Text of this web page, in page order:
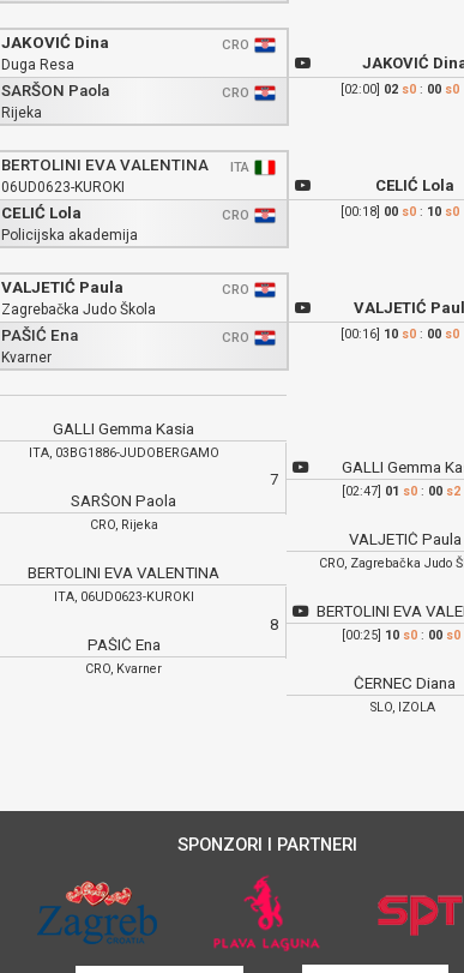
JAKOVIĆ Dina
CRO
Duga Resa
SARŠON Paola
CRO
Rijeka
BERTOLINI EVA VALENTINA
ITA
06UD0623-KUROKI
CELIĆ Lola
CRO
Policijska akademija
VALJETIĆ Paula
CRO
Zagrebačka Judo Škola
PAŠIĆ Ena
CRO
Kvarner
JAKOVIĆ
[02:00] 02 s0: 00 s0
CELIĆ Lola
[00:18] 00 s0: 10 s0
VALJETIĆ
[00:16] 10 s0: 00 s0
GALLI Gemma Kasia
ITA, 03BG1886-JUDOBERGAMO
SARŠON Paola
CRO, Rijeka
BERTOLINI EVA VALENTINA
ITA, 06UD0623-KUROKI
PAŠIĆ Ena
CRO, Kvarner
7
GALLI Gemma
[02:47] 01 s0 : 00 s2
VALJETIĆ Paula
CRO, Zagrebačka Judo
8
BERTOLINI EVA
[00:25] 10 s0 : 00 s0
ČERNEC Diana
SLO, IZOLA
SPONZORI I PARTNERI